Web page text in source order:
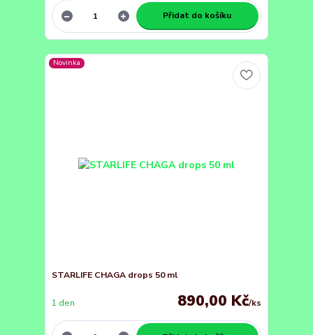
Přidat do košíku
Novinka
STARLIFE CHAGA drops 50 ml
890,00 Kč/ks
1 den